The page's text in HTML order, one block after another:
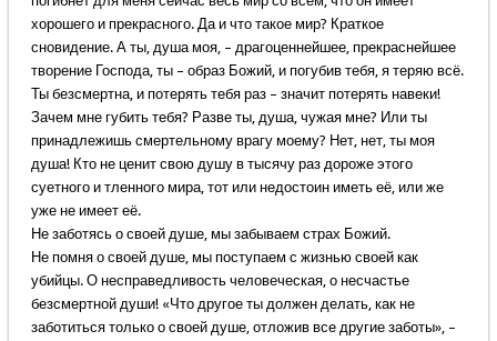
хорошего и прекрасного. Да и что такое мир? Краткое
сновидение. А ты, душа моя, – драгоценнейшее, прекраснейшее
творение Господа, ты – образ Божий, и погубив тебя, я теряю всё.
Ты безсмертна, и потерять тебя раз – значит потерять навеки!
Зачем мне губить тебя? Разве ты, душа, чужая мне? Или ты
принадлежишь смертельному врагу моему? Нет, нет, ты моя
душа! Кто не ценит свою душу в тысячу раз дороже этого
суетного и тленного мира, тот или недостоин иметь её, или же
уже не имеет её.
Не заботясь о своей душе, мы забываем страх Божий.
Не помня о своей душе, мы поступаем с жизнью своей как
убийцы. О несправедливость человеческая, о несчастье
безсмертной души! «Что другое ты должен делать, как не
заботиться только о своей душе, отложив все другие заботы», –